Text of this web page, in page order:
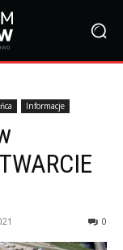
Informacje
0